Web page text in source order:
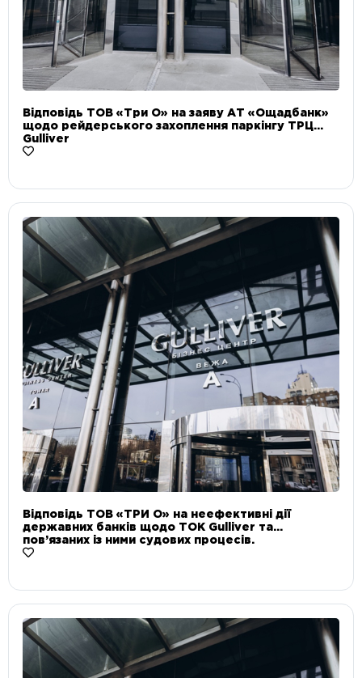
Відповідь ТОВ «Три О» на заяву АТ «Ощадбанк»
щодо рейдерського захоплення паркінгу ТРЦ
Gulliver
Відповідь ТОВ «ТРИ О» на неефективні дії
державних банків щодо ТОК Gulliver та
пов’язаних із ними судових процесів.